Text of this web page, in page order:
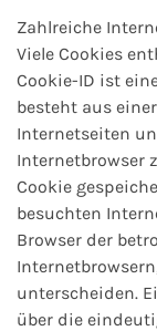
Zahlreiche
Viele Cookies
Cookie-ID ist
besteht aus
Internetseiten
Internetbrowser
Cookie
besuchten
Browser der
unterscheiden.
über die